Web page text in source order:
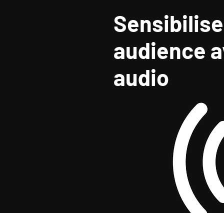
audience
audio